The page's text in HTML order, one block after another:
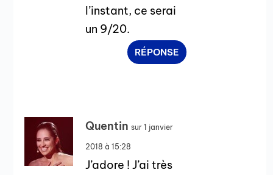
l’instant, ce serai
un 9/20.
RÉPONSE
Quentin sur 1 janvier
2018 à 15:28
J’adore ! J’ai très